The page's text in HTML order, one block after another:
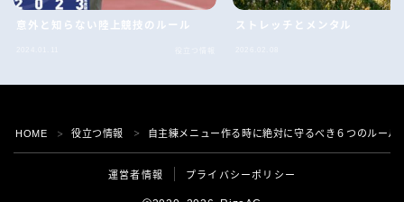
Follow Me
意外と知らない陸上競技のルール ストレッチとメンタル
HOME ＞ 役立つ情報 ＞ 自主練メニュー作る時に絶対に守るべき６つのルール
運営者情報 プライバシーポリシー